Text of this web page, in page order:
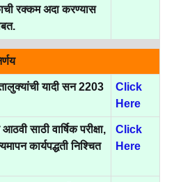
रक्कम अदा करण्यास
यादी सन 2203
Click
Here
साठी वार्षिक परीक्षा,
कार्यपद्धती निश्चित
Click
Here